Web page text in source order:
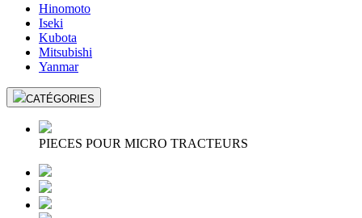
Hinomoto
Iseki
Kubota
Mitsubishi
Yanmar
CATÉGORIES
PIECES POUR MICRO TRACTEURS